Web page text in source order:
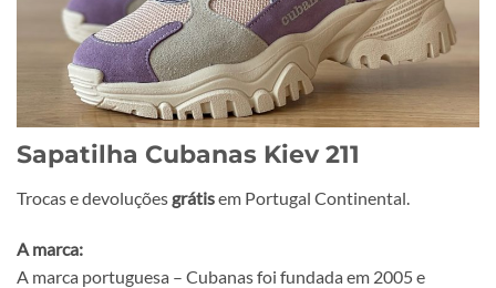
Sapatilha Cubanas Kiev 211
Trocas e devoluções grátisem Portugal Continental.
A marca:
A marca portuguesa – Cubanas foi fundada em 2005 e